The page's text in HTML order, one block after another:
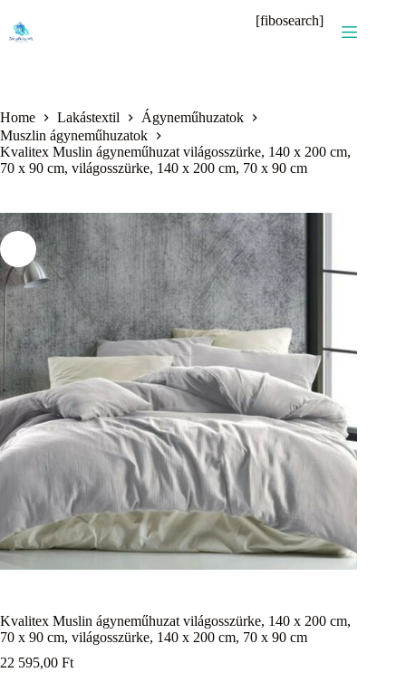
content
[fibosearch]
Home Lakástextil
Ágyneműhuzatok
Muszlin ágyneműhuzatok
Kvalitex Muslin ágyneműhuzat világosszürke, 140 x 200 cm,
70 x 90 cm, világosszürke, 140 x 200 cm, 70 x 90 cm
Kvalitex Muslin ágyneműhuzat világosszürke, 140 x 200 cm,
70 x 90 cm, világosszürke, 140 x 200 cm, 70 x 90 cm
22 595,00 Ft